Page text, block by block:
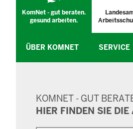
KomNet - gut beraten.
gesund arbeiten.
ÜBER KOMNET SERVICE
KOMNET - GUT
HIER FINDEN SIE